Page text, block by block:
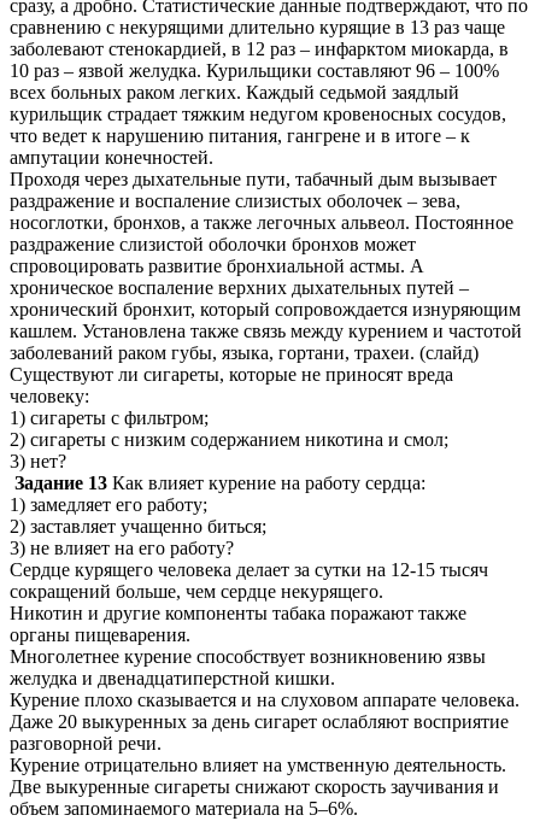
сразу, а дробно. Статистические данные подтверждают, что по
сравнению с некурящими длительно курящие в 13 раз чаще
заболевают стенокардией, в 12 раз – инфарктом миокарда, в
10 раз – язвой желудка. Курильщики составляют 96 – 100%
всех больных раком легких. Каждый седьмой заядлый
курильщик страдает тяжким недугом кровеносных сосудов,
что ведет к нарушению питания, гангрене и в итоге – к
ампутации конечностей.
Проходя через дыхательные пути, табачный дым вызывает
раздражение и воспаление слизистых оболочек – зева,
носоглотки, бронхов, а также легочных альвеол. Постоянное
раздражение слизистой оболочки бронхов может
спровоцировать развитие бронхиальной астмы. А
хроническое воспаление верхних дыхательных путей –
хронический бронхит, который сопровождается изнуряющим
кашлем. Установлена также связь между курением и частотой
заболеваний раком губы, языка, гортани, трахеи. (слайд)
Существуют ли сигареты, которые не приносят вреда
человеку:
1) сигареты с фильтром;
2) сигареты с низким содержанием никотина и смол;
3) нет?
Задание 13 Как влияет курение на работу сердца:
1) замедляет его работу;
2) заставляет учащенно биться;
3) не влияет на его работу?
Сердце курящего человека делает за сутки на 12-15 тысяч
сокращений больше, чем сердце некурящего.
Никотин и другие компоненты табака поражают также
органы пищеварения.
Многолетнее курение способствует возникновению язвы
желудка и двенадцатиперстной кишки.
Курение плохо сказывается и на слуховом аппарате человека.
Даже 20 выкуренных за день сигарет ослабляют восприятие
разговорной речи.
Курение отрицательно влияет на умственную деятельность.
Две выкуренные сигареты снижают скорость заучивания и
объем запоминаемого материала на 5–6%.